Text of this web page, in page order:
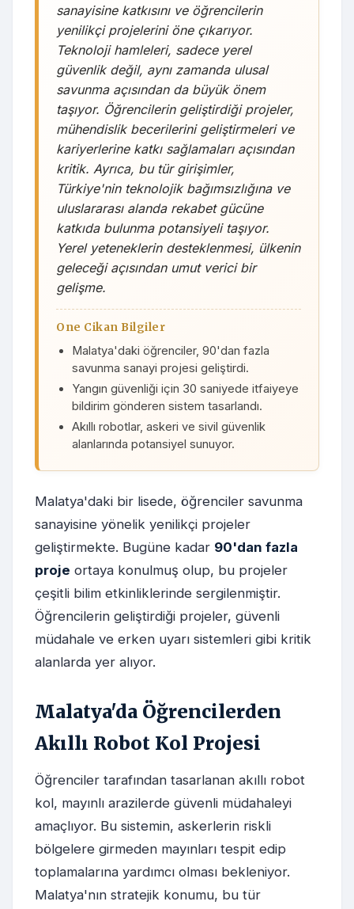
sanayisine katkısını ve öğrencilerin
yenilikçi projelerini öne çıkarıyor.
Teknoloji hamleleri, sadece yerel
güvenlik değil, aynı zamanda ulusal
savunma açısından da büyük önem
taşıyor. Öğrencilerin geliştirdiği projeler,
mühendislik becerilerini geliştirmeleri ve
kariyerlerine katkı sağlamaları açısından
kritik. Ayrıca, bu tür girişimler,
Türkiye'nin teknolojik bağımsızlığına ve
uluslararası alanda rekabet gücüne
katkıda bulunma potansiyeli taşıyor.
Yerel yeteneklerin desteklenmesi, ülkenin
geleceği açısından umut verici bir
gelişme.
One Cikan Bilgiler
Malatya'daki öğrenciler, 90'dan fazla
savunma sanayi projesi geliştirdi.
Yangın güvenliği için 30 saniyede itfaiyeye
bildirim gönderen sistem tasarlandı.
Akıllı robotlar, askeri ve sivil güvenlik
alanlarında potansiyel sunuyor.
Malatya'daki bir lisede, öğrenciler savunma
sanayisine yönelik yenilikçi projeler
geliştirmekte. Bugüne kadar 90'dan fazla
proje ortaya konulmuş olup, bu projeler
çeşitli bilim etkinliklerinde sergilenmiştir.
Öğrencilerin geliştirdiği projeler, güvenli
müdahale ve erken uyarı sistemleri gibi kritik
alanlarda yer alıyor.
Malatya'da Öğrencilerden
Akıllı Robot Kol Projesi
Öğrenciler tarafından tasarlanan akıllı robot
kol, mayınlı arazilerde güvenli müdahaleyi
amaçlıyor. Bu sistemin, askerlerin riskli
bölgelere girmeden mayınları tespit edip
toplamalarına yardımcı olması bekleniyor.
Malatya'nın stratejik konumu, bu tür